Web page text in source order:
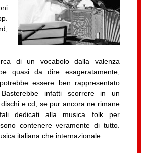
di un vocabolo dalla valenza
quasi da dire esageratamente,
essere ben rappresentato
infatti scorrere in un
e cd, se pur ancora ne rimane
dedicati alla musica folk per
contenere veramente di tutto.
italiana che internazionale.